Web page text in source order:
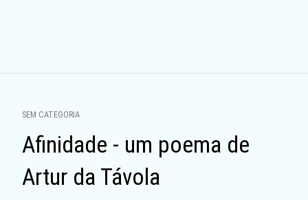
por
posts
SEM CATEGORIA
Afinidade - um poema de
Artur da Távola